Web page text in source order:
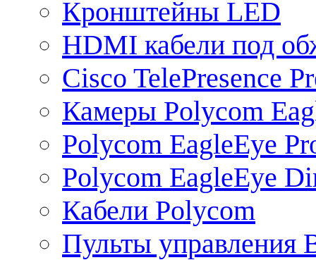
Кронштейны LED
HDMI кабели под
Cisco TelePresence
Камеры Polycom
Polycom EagleEye
Polycom EagleEye
Кабели Polycom
Пульты управления